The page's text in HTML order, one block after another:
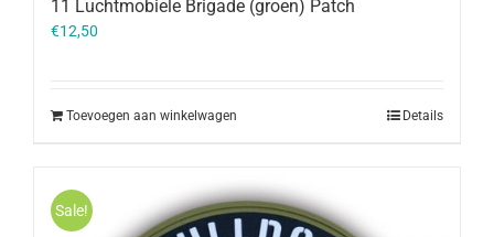
11 Luchtmobiele Brigade (groen) Patch
€12,50
Toevoegen aan winkelwagen Details
Sale!